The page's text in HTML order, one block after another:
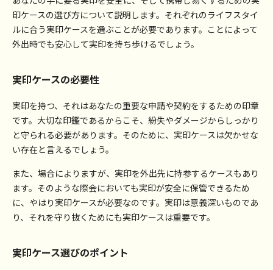
印ケースの選び方について説明します。それぞれのライフスタイ
ルに合う実印ケースを選ぶことが必要であります。ことによって
外出時でも安心して実印を持ち歩けるでしょう。
実印ケースの必要性
実印を持つ、それはあなたの重要な申請や契約をするための印章
です。大切な印鑑であるからこそ、紛失やダメージからしっかり
と守られる必要があります。そのために、実印ケースは欠かせな
い存在と言えるでしょう。
また、場合によりますが、実印を外出先に持参するケースもあり
ます。そのような際会においても実印が安全に保管できるため
に、やはり実印ケースが必要なのです。実印は意義深いものであ
り、それを守り抜くためにも実印ケースは重要です。
実印ケース選びのポイント